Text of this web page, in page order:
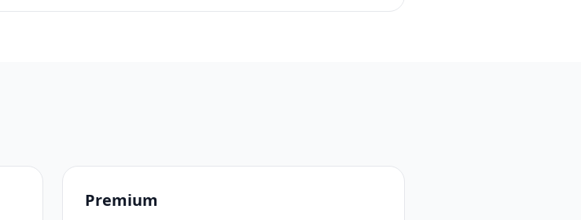
Premium